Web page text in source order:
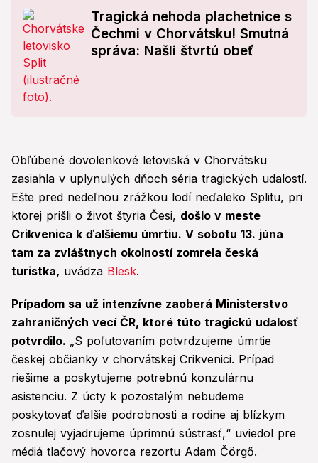
Tragická nehoda plachetnice s
Čechmi v Chorvátsku! Smutná
správa: Našli štvrtú obeť
Obľúbené dovolenkové letoviská v Chorvátsku
zasiahla v uplynulých dňoch séria tragických udalostí.
Ešte pred nedeľnou zrážkou lodí neďaleko Splitu, pri
ktorej prišli o život štyria Česi, došlo v meste
Crikvenica k ďalšiemu úmrtiu. V sobotu 13. júna
tam za zvláštnych okolností zomrela česká
turistka, uvádza Blesk.
Prípadom sa už intenzívne zaoberá Ministerstvo
zahraničných vecí ČR, ktoré túto tragickú udalosť
potvrdilo. „S poľutovaním potvrdzujeme úmrtie
českej občianky v chorvátskej Crikvenici. Prípad
riešime a poskytujeme potrebnú konzulárnu
asistenciu. Z úcty k pozostalým nebudeme
poskytovať ďalšie podrobnosti a rodine aj blízkym
zosnulej vyjadrujeme úprimnú sústrasť,“ uviedol pre
médiá tlačový hovorca rezortu Adam Čörgő.